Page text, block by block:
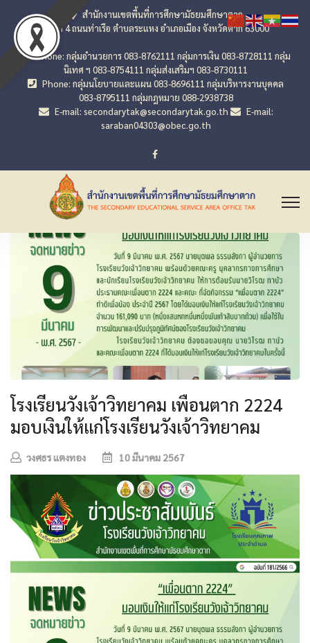
สำนักงานเขตพื้นที่การศึกษามัธยมศึกษาตาก
เลขที่ 4 ถนนท่าเรือ ตำบลระแหง อำเภอเมือง จังหวัดตาก 63000
Phone: กลุ่มอำนวยการ 083-8762111 กลุ่มการเงิน 083-8728111 กลุ่ม
นิเทศ ฯ 083-8754111 กลุ่มส่งเสริมฯ 083-8730111
Phone: กลุ่มนโยบายและแผน 083-8696111 กลุ่มบริหารงานบุคคล
083-8795111 กลุ่มกฎหมาย 088-2938738
E-mail: secondarytak@secondarytak.go.th
E-mail:
saraban04303@obec.go.th
โรงเรียนวังเจ้าวิทยาคม เพื่อนตาก 2224
มอบเงินให้แก่โรงเรียนวังเจ้าวิทยาคม
วงศธร แตงทอง 10 มีนาคม 2567